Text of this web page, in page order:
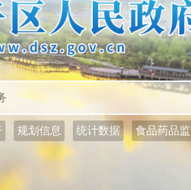
规划信息 统计数据 食品药品